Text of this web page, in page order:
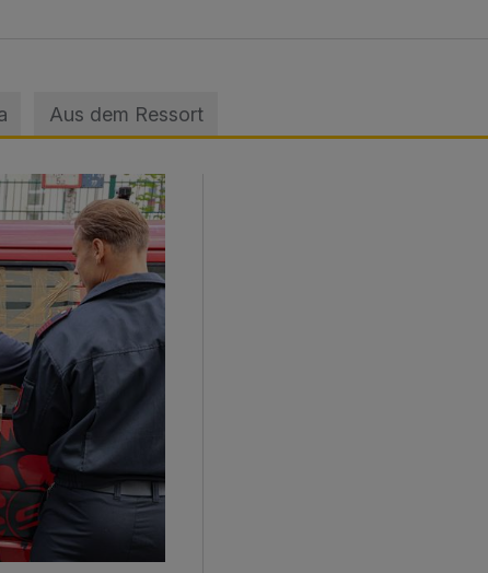
Aus dem Ressort